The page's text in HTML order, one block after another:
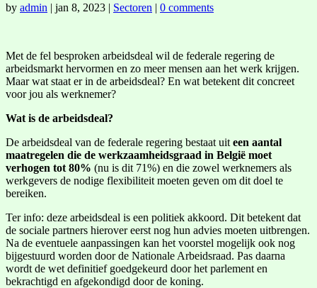
by admin | jan 8, 2023 | Sectoren | 0 comments
Met de fel besproken arbeidsdeal wil de federale regering de
arbeidsmarkt hervormen en zo meer mensen aan het werk krijgen.
Maar wat staat er in de arbeidsdeal? En wat betekent dit concreet
voor jou als werknemer?
Wat is de arbeidsdeal?
De arbeidsdeal van de federale regering bestaat uit een aantal
maatregelen die de werkzaamheidsgraad in België moet
verhogen tot 80% (nu is dit 71%) en die zowel werknemers als
werkgevers de nodige flexibiliteit moeten geven om dit doel te
bereiken.
Ter info: deze arbeidsdeal is een politiek akkoord. Dit betekent dat
de sociale partners hierover eerst nog hun advies moeten uitbrengen.
Na de eventuele aanpassingen kan het voorstel mogelijk ook nog
bijgestuurd worden door de Nationale Arbeidsraad. Pas daarna
wordt de wet definitief goedgekeurd door het parlement en
bekrachtigd en afgekondigd door de koning.